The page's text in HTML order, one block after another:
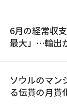
6月の経常収
最大」…輸出
ソウルのマン
る伝貰の月貰